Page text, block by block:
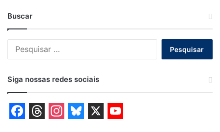
Buscar
Siga nossas redes sociais